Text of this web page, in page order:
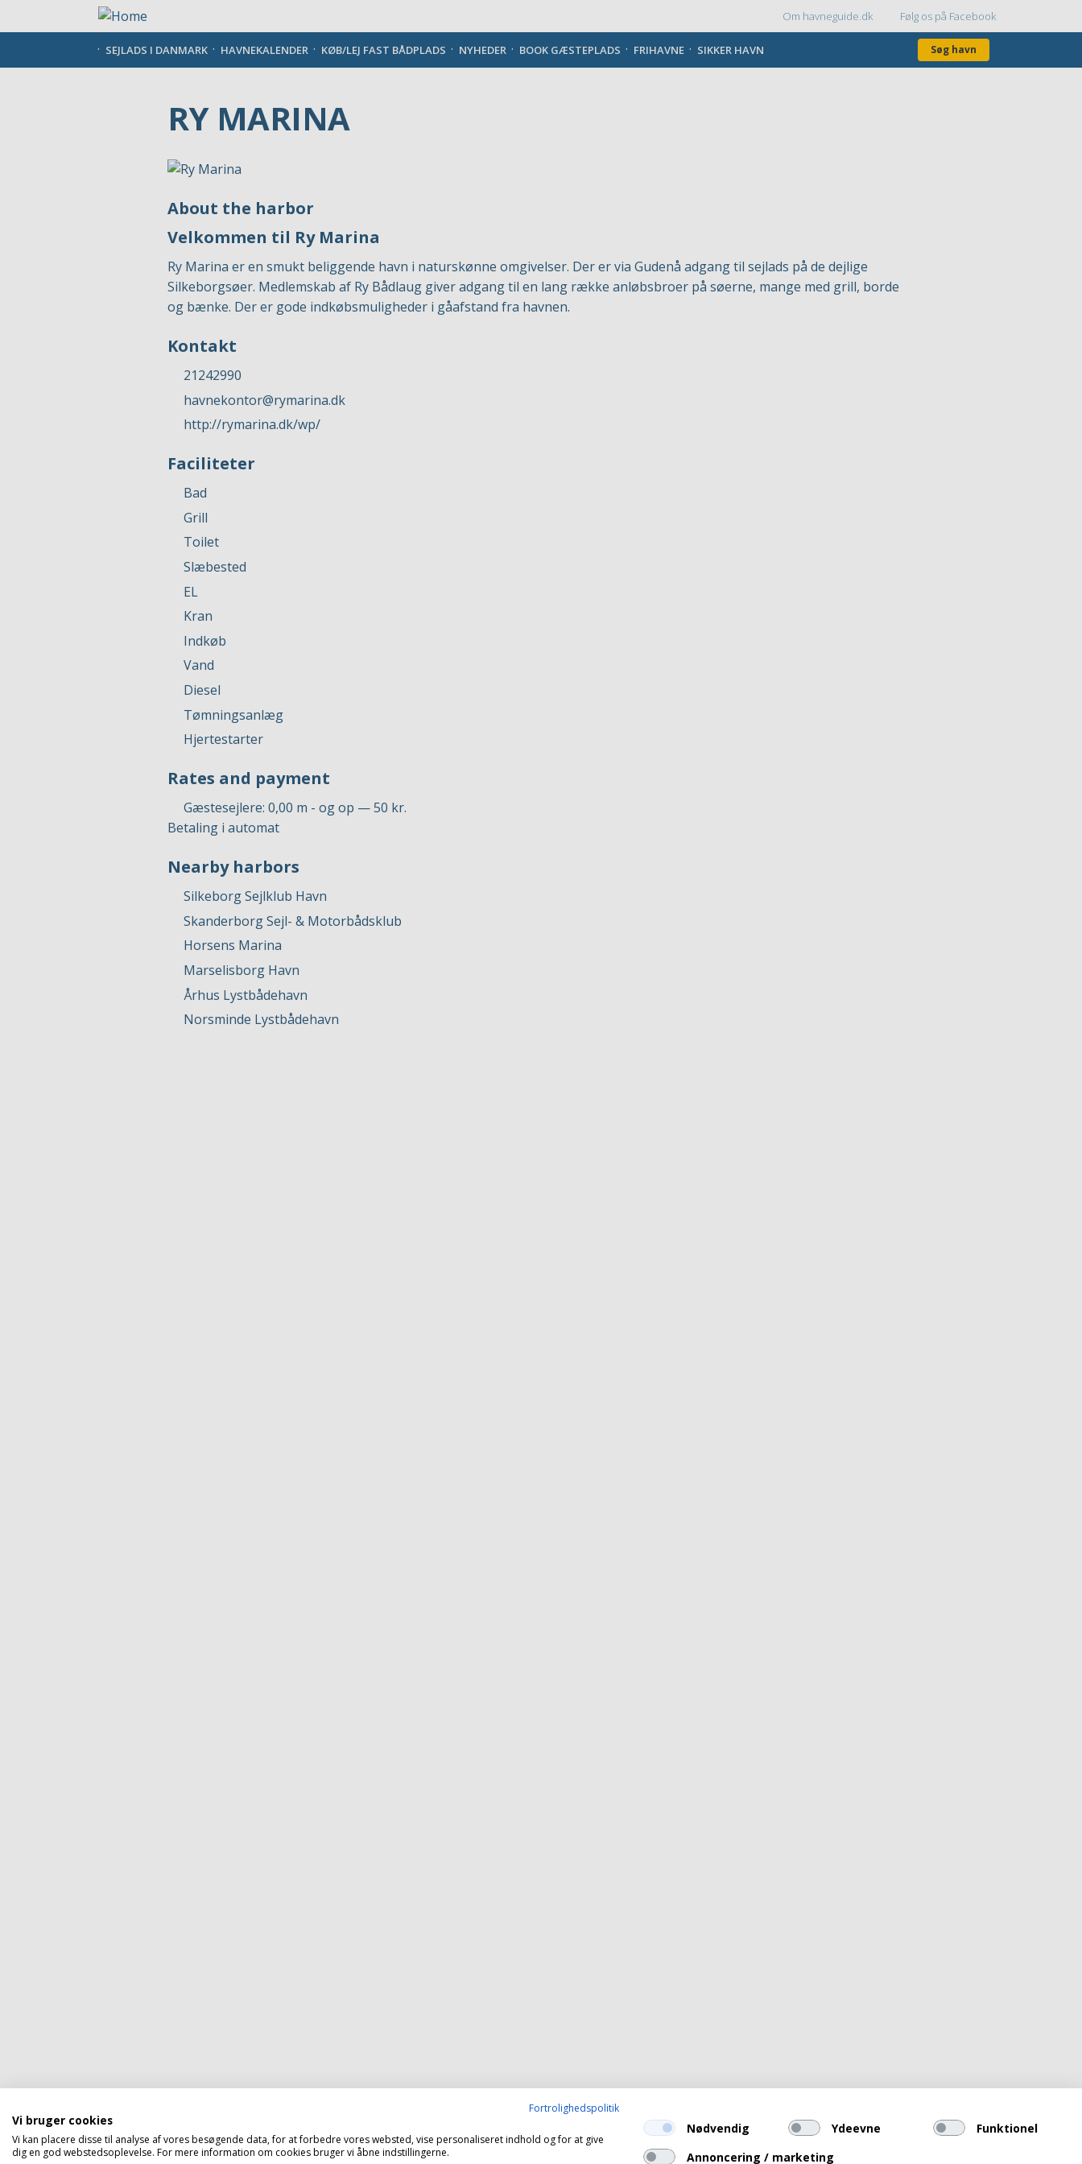
til
Topmenu
Om havneguide.dk Følg os på Facebook
SEJLADS I DANMARK HAVNEKALENDER KØB/LEJ FAST BÅDPLADS NYHEDER BOOK GÆSTEPLADS FRIHAVNE SIKKER HAVN Søg havn
RY MARINA
About the harbor
Velkommen til Ry Marina
Ry Marina er en smukt beliggende havn i naturskønne omgivelser. Der er via Gudenå adgang til sejlads på de dejlige
Silkeborgsøer. Medlemskab af Ry Bådlaug giver adgang til en lang række anløbsbroer på søerne, mange med grill, borde
og bænke. Der er gode indkøbsmuligheder i gåafstand fra havnen.
Kontakt
21242990
havnekontor@rymarina.dk
http://rymarina.dk/wp/
Faciliteter
Bad
Grill
Toilet
Slæbested
EL
Kran
Indkøb
Vand
Diesel
Tømningsanlæg
Hjertestarter
Rates and payment
Gæstesejlere: 0,00 m - og op — 50 kr.
Betaling i automat
Nearby harbors
Silkeborg Sejlklub Havn
Skanderborg Sejl- & Motorbådsklub
Horsens Marina
Marselisborg Havn
Århus Lystbådehavn
Norsminde Lystbådehavn
Fortrolighedspolitik
Vi bruger cookies
Vi kan placere disse til analyse af vores besøgende data, for at forbedre vores websted, vise personaliseret indhold og for at give
dig en god webstedsoplevelse. For mere information om cookies bruger vi åbne indstillingerne.
Nødvendig Ydeevne
Funktionel
Annoncering / marketing